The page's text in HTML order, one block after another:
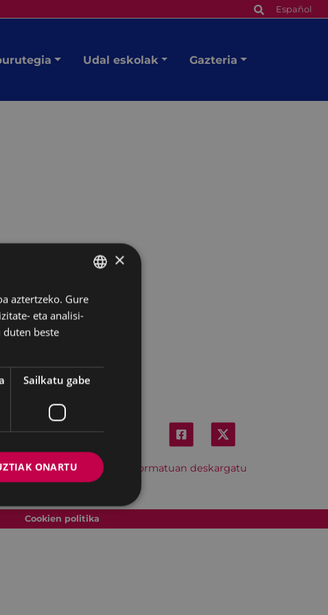
Español
Udal eskolak Gazteria
Hitzordu hau iCal formatuan deskargatu
Cookien politika
BASQUE
SPANISH
×
aztertzeko. Gure
eta analisi-
duten beste
Sailkatu gabe
ONARTU